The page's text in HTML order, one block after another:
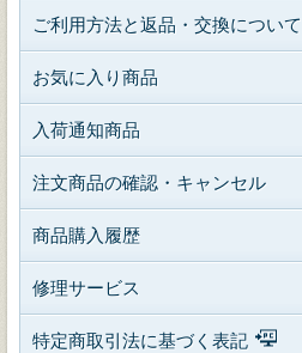
ご利用方法と返品・交換について
お気に入り商品
入荷通知商品
注文商品の確認・キャンセル
商品購入履歴
修理サービス
特定商取引法に基づく表記